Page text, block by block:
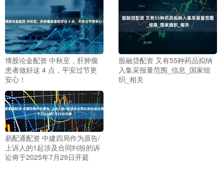
博股论金配资 中秋至，肝肿瘤
患者做好这 4 点，平安过节更
安心！
股融贷配资 又有55种药品拟纳
入集采报量范围_信息_国家组
织_相关
易配通配资 中建四局作为原告/
上诉人的1起涉及合同纠纷的诉
讼将于2025年7月29日开庭